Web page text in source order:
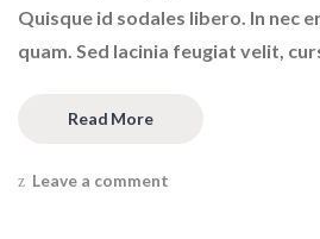
Quisque id sodales libero. In nec
quam. Sed lacinia feugiat velit,
Read More
Leave a comment